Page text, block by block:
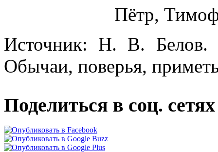
Пётр,
Источник: Н. В. Белов.
Обычаи, поверья,
Поделиться в соц. сетях